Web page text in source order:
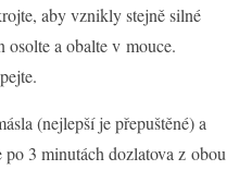
aby vznikly stejně silné
osolte a obalte v mouce.
(nejlepší je přepuštěné) a
3 minutách dozlatova z obou